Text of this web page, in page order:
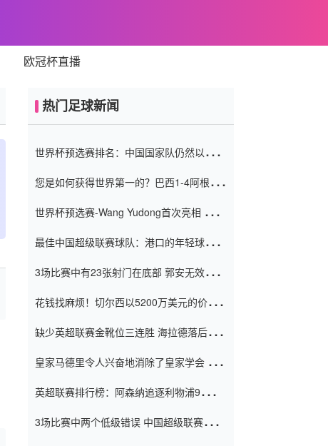
欧冠杯直播
热门足球新闻
世界杯预选赛排名：中国国家队仍然以6分
您是如何获得世界第一的？巴西1-4阿根
世界杯预选赛-Wang Yudong首次亮相 中国
最佳中国超级联赛球队：港口的年轻球员在
（Taishan）
3场比赛中有23张射门在底部 郭安无效传球
花钱找麻烦！切尔西以5200万美元的价格
窗口
缺少英超联赛金靴位三连胜 海拉德落后6球
皇家马德里令人兴奋地消除了皇家学会 安
英超联赛排行榜：阿森纳追逐利物浦9分 曼
3场比赛中两个低级错误 中国超级联赛的前